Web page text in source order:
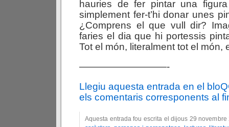
hauries de fer pintar una
simplement fer-t’hi donar unes
¿Comprens el que vull dir?
faries el dia que hi portessis
Tot el món, literalment tot el món,
—————————-
Llegiu aquesta entrada en el
els comentaris corresponents al
Aquesta entrada fou escrita el dijous 29